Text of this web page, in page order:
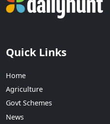
Quick Links
Home
Agriculture
Govt Schemes
News